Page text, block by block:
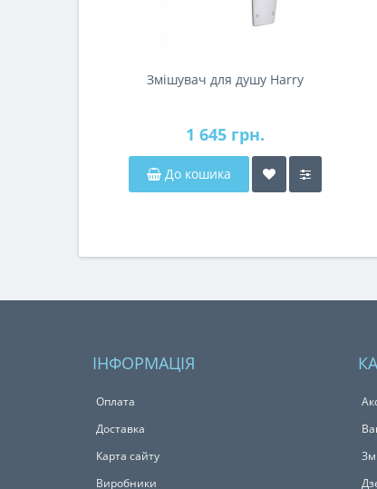
Змішувач для душу Harry
1 645 грн.
До кошика
ІНФОРМАЦІЯ
Оплата
Доставка
Карта сайту
Виробники